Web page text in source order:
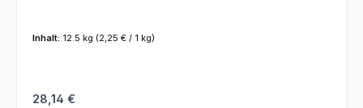
Inhalt: 12.5 kg (2,25 € / 1 kg)
Regulärer Preis:
28,14 €